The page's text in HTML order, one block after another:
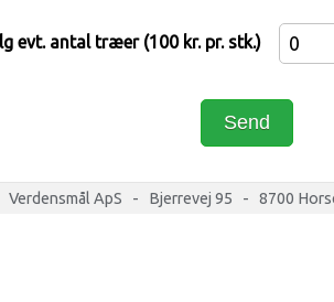
evt. antal træer (100 kr. pr. stk.)
Send
Verdensmål ApS - Bjerrevej 95 - 8700